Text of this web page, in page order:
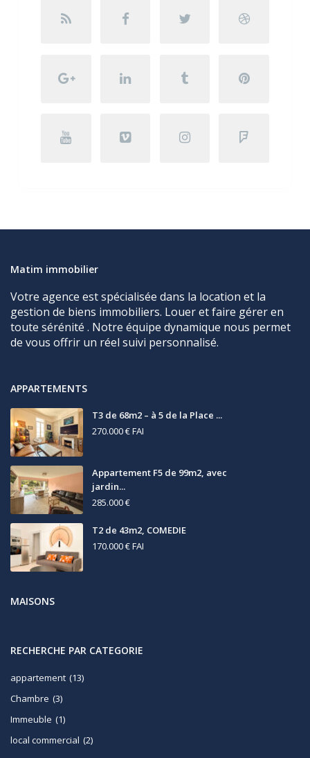
Matim immobilier
Votre agence est spécialisée dans la location et la
gestion de biens immobiliers. Louer et faire gérer en
toute sérénité . Notre équipe dynamique nous permet
de vous offrir un réel suivi personnalisé.
APPARTEMENTS
T3 de 68m2 – à 5 de la Place ...
270.000 €FAI
Appartement F5 de 99m2, avec
jardin...
285.000 €
T2 de 43m2, COMEDIE
170.000 €FAI
MAISONS
RECHERCHE PAR CATEGORIE
appartement (13)
Chambre (3)
Immeuble (1)
local commercial (2)